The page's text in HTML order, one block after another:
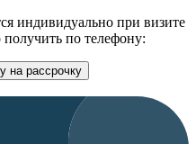
индивидуально при визите
по телефону:
на рассрочку